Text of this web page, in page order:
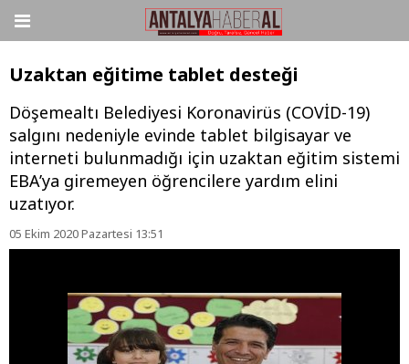
Uzaktan eğitime tablet desteği
Döşemealtı Belediyesi Koronavirüs (COVİD-19)
salgını nedeniyle evinde tablet bilgisayar ve
interneti bulunmadığı için uzaktan eğitim sistemi
EBA’ya giremeyen öğrencilere yardım elini
uzatıyor.
05 Ekim 2020 Pazartesi 13:51